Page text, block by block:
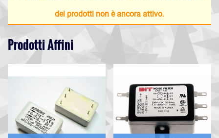
dei prodotti non è ancora attivo.
Prodotti Affini